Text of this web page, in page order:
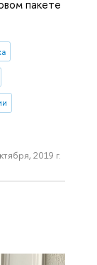
пакете
2019 г.